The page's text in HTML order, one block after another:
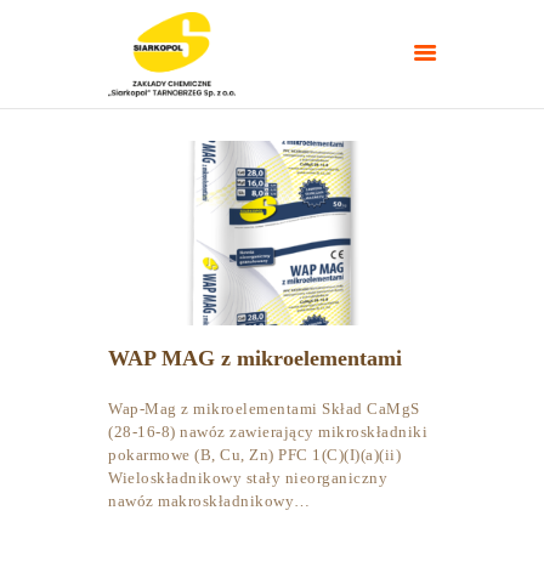
NAWOZY ROLNICZE
TARGI/POLETKA
DOŚWIADCZALNE
PORADNIKI
KONTAKT
WAP MAG z mikroelementami
Wap-Mag z mikroelementami Skład CaMgS
(28-16-8) nawóz zawierający mikroskładniki
pokarmowe (B, Cu, Zn) PFC 1(C)(I)(a)(ii)
Wieloskładnikowy stały nieorganiczny
nawóz makroskładnikowy…